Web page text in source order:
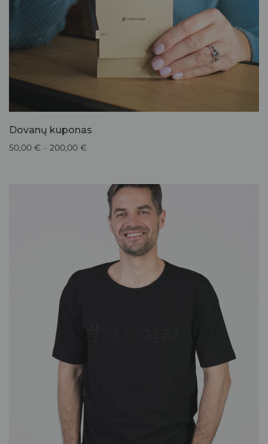
Dovanų kuponas
50,00 € – 200,00 €